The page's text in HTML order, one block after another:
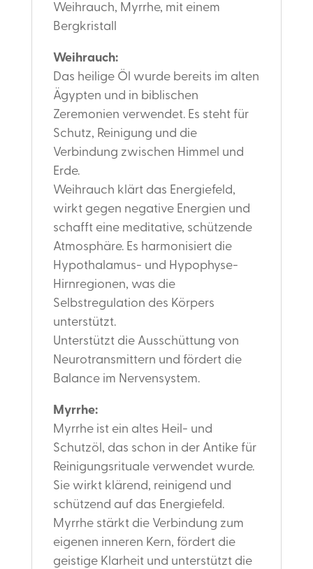
Weihrauch, Myrrhe, mit einem
Bergkristall
Weihrauch:
Das heilige Öl wurde bereits im alten
Ägypten und in biblischen
Zeremonien verwendet. Es steht für
Schutz, Reinigung und die
Verbindung zwischen Himmel und
Erde.
Weihrauch klärt das Energiefeld,
wirkt gegen negative Energien und
schafft eine meditative, schützende
Atmosphäre. Es harmonisiert die
Hypothalamus- und Hypophyse-
Hirnregionen, was die
Selbstregulation des Körpers
unterstützt.
Unterstützt die Ausschüttung von
Neurotransmittern und fördert die
Balance im Nervensystem.
Myrrhe:
Myrrhe ist ein altes Heil- und
Schutzöl, das schon in der Antike für
Reinigungsrituale verwendet wurde.
Sie wirkt klärend, reinigend und
schützend auf das Energiefeld.
Myrrhe stärkt die Verbindung zum
eigenen inneren Kern, fördert die
geistige Klarheit und unterstützt die